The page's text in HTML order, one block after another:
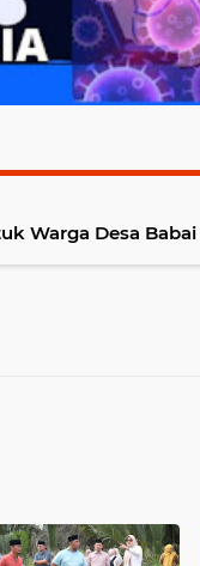
Warga Desa Babai